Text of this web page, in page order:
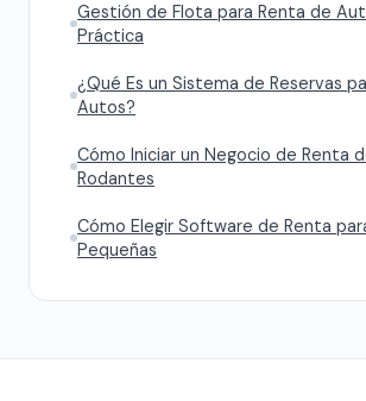
Gestión de Flota para Renta de
Práctica
¿Qué Es un Sistema de Reservas
Autos?
Cómo Iniciar un Negocio de Renta
Rodantes
Cómo Elegir Software de Renta
Pequeñas